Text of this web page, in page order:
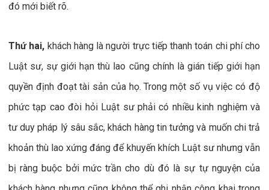
đó mới biết rõ.
Thứ hai, khách hàng là người trực tiếp thanh toán chi phí cho
Luật sư, sự giới hạn thù lao cũng chính là gián tiếp giới hạn
quyền định đoạt tài sản của họ. Trong một số vụ việc có độ
phức tạp cao đòi hỏi Luật sư phải có nhiều kinh nghiệm và
tư duy pháp lý sâu sắc, khách hàng tin tưởng và muốn chi trả
khoản thù lao xứng đáng để khuyến khích Luật sư nhưng vẫn
bị ràng buộc bởi mức trần cho dù đó là sự tự nguyện của